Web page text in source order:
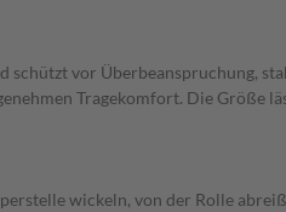
vor Überbeanspruchung,
Tragekomfort. Die
wickeln, von der Rolle